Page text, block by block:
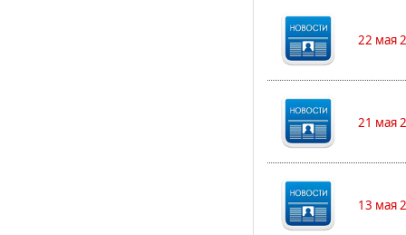
22 мая
21 мая
13 мая